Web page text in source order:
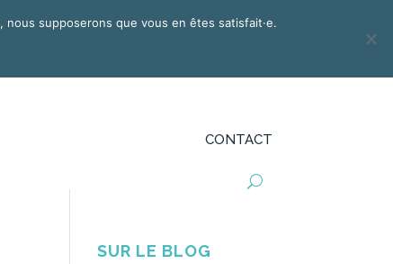
CONTACT
SUR LE BLOG
supposerons que vous en êtes satisfait·e.